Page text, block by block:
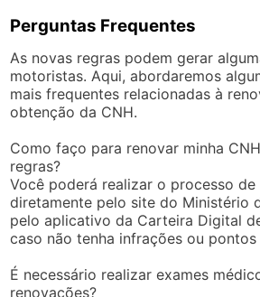
Perguntas Frequentes
As novas regras podem gerar
motoristas. Aqui, abordaremos
mais frequentes relacionadas à
obtenção da CNH.
Como faço para renovar minha
regras?
Você poderá realizar o processo de
diretamente pelo site do Ministério
pelo aplicativo da Carteira Digital
caso não tenha infrações ou
É necessário realizar exames
renovações?